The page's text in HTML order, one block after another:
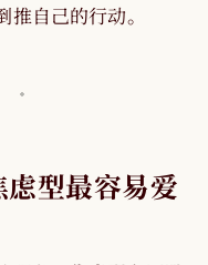
自己的行动。
型最容易爱